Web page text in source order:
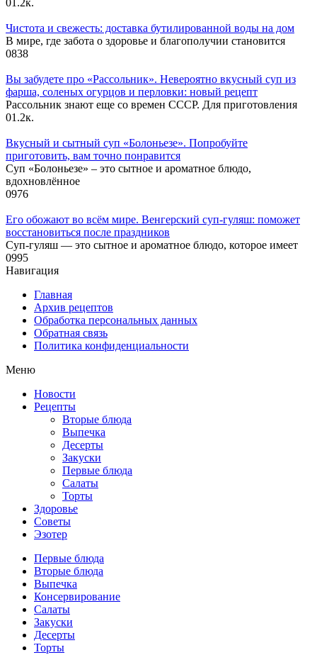
0 1.2к.
Чистота и свежесть: доставка бутилированной воды на дом
В мире, где забота о здоровье и благополучии становится
0838
Вы забудете про «Рассольник». Невероятно вкусный суп из
фарша, соленых огурцов и перловки: новый рецепт
Рассольник знают еще со времен СССР. Для приготовления
01.2к.
Вкусный и сытный cуп «Болоньезе». Попробуйте
приготовить, вам точно понравится
Суп «Болоньезе» – это сытное и ароматное блюдо,
вдохновлённое
0976
Его обожают во всём мире. Венгерский суп-гуляш: поможет
восстановиться после праздников
Суп-гуляш — это сытное и ароматное блюдо, которое имеет
0995
Навигация
Главная
Архив рецептов
Обработка персональных данных
Обратная связь
Политика конфиденциальности
Меню
Новости
Рецепты
Вторые блюда
Выпечка
Десерты
Закуски
Первые блюда
Салаты
Торты
Здоровье
Советы
Эзотер
Первые блюда
Вторые блюда
Выпечка
Консервирование
Салаты
Закуски
Десерты
Торты